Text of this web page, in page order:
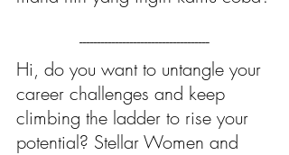
------------------------------------
Hi, do you want to untangle your
career challenges and keep
climbing the ladder to rise your
potential? Stellar Women and